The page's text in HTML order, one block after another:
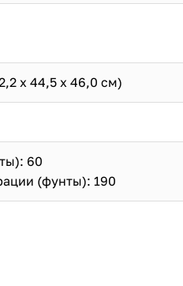
х 44,5 х 46,0 см)
60
(фунты): 190